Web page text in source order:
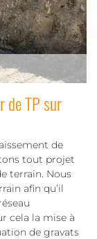
de TP sur
de
tout projet
terrain. Nous
afin qu’il
cela la mise à
de gravats